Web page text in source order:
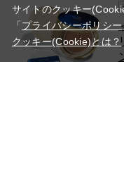
サイトのクッキー
「 プライバシーポリシー
クッキー(Cookie)とは？